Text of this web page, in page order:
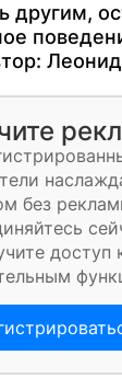
другим,
без
доступ